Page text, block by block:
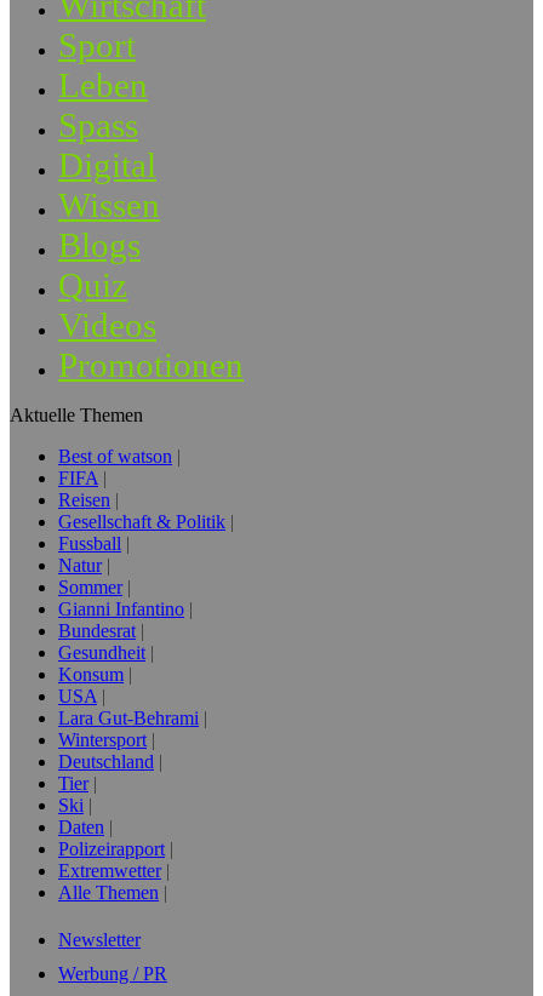
Sport
Leben
Spass
Digital
Wissen
Blogs
Quiz
Videos
Promotionen
Aktuelle Themen
Best of watson
FIFA
Reisen
Gesellschaft & Politik
Fussball
Natur
Sommer
Gianni Infantino
Bundesrat
Gesundheit
Konsum
USA
Lara Gut-Behrami
Wintersport
Deutschland
Tier
Ski
Daten
Polizeirapport
Extremwetter
Alle Themen
Newsletter
Werbung / PR